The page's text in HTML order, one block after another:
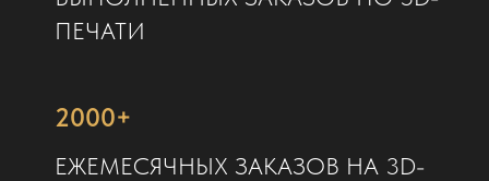
ПЕЧАТИ
2000+
ЕЖЕМЕСЯЧНЫХ ЗАКАЗОВ НА 3D-